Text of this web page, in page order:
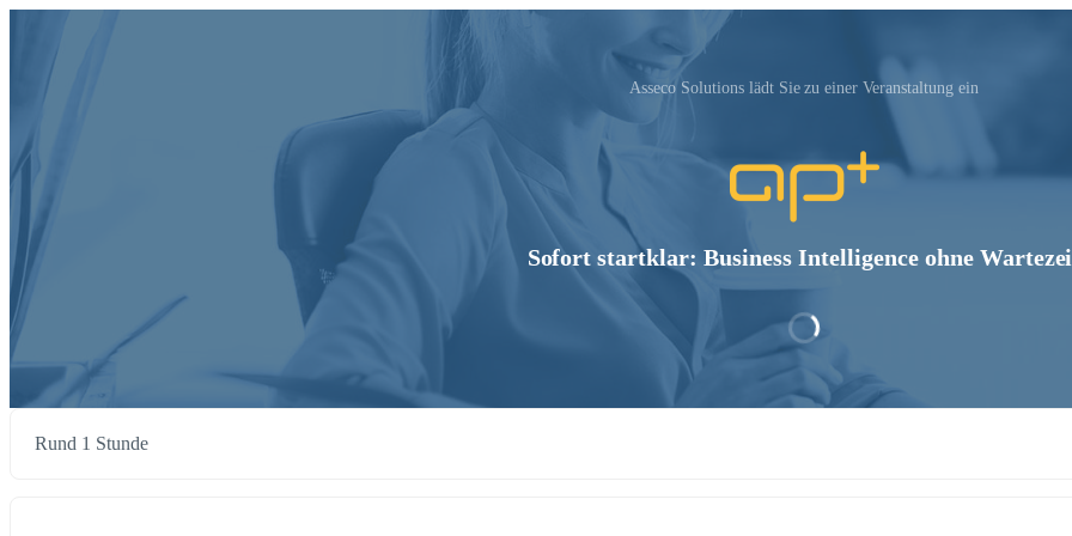
Asseco Solutions‬ lädt Sie zu einer Veranstaltung ein
Sofort startklar: Business Intelligence ohne
Rund 1 Stunde